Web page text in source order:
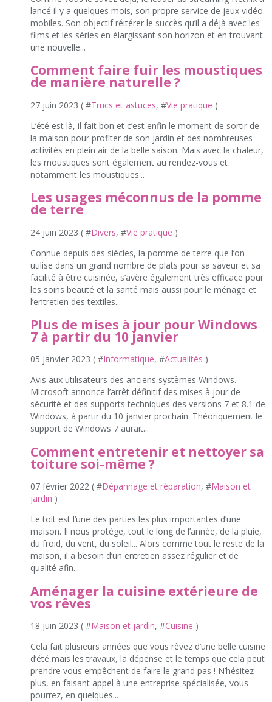
lancé il y a quelques mois, son propre service de jeux vidéo
mobiles. Son objectif réitérer le succès qu’il a déjà avec les
films et les séries en élargissant son horizon et en trouvant
une nouvelle...
Comment faire fuir les moustiques
de manière naturelle ?
27 juin 2023 ( #Trucs et astuces, #Vie pratique )
L’été est là, il fait bon et c’est enfin le moment de sortir de
la maison pour profiter de son jardin et des nombreuses
activités en plein air de la belle saison. Mais avec la chaleur,
les moustiques sont également au rendez-vous et
notamment les moustiques...
Les usages méconnus de la pomme
de terre
24 juin 2023 ( #Divers, #Vie pratique )
Connue depuis des siècles, la pomme de terre que l’on
utilise dans un grand nombre de plats pour sa saveur et sa
facilité à être cuisinée, s’avère également très efficace pour
les soins beauté et la santé mais aussi pour le ménage et
l’entretien des textiles...
Plus de mises à jour pour Windows
7 à partir du 10 janvier
05 janvier 2023 ( #Informatique, #Actualités )
Avis aux utilisateurs des anciens systèmes Windows.
Microsoft annonce l’arrêt définitif des mises à jour de
sécurité et des supports techniques des versions 7 et 8.1 de
Windows, à partir du 10 janvier prochain. Théoriquement le
support de Windows 7 aurait...
Comment entretenir et nettoyer sa
toiture soi-même ?
07 février 2022 ( #Dépannage et réparation, #Maison et
jardin )
Le toit est l’une des parties les plus importantes d’une
maison. Il nous protège, tout le long de l’année, de la pluie,
du froid, du vent, du soleil... Alors comme tout le reste de la
maison, il a besoin d’un entretien assez régulier et de
qualité afin...
Aménager la cuisine extérieure de
vos rêves
18 juin 2023 ( #Maison et jardin, #Cuisine )
Cela fait plusieurs années que vous rêvez d’une belle cuisine
d’été mais les travaux, la dépense et le temps que cela peut
prendre vous empêchent de faire le grand pas ! N’hésitez
plus, en faisant appel à une entreprise spécialisée, vous
pourrez, en quelques...